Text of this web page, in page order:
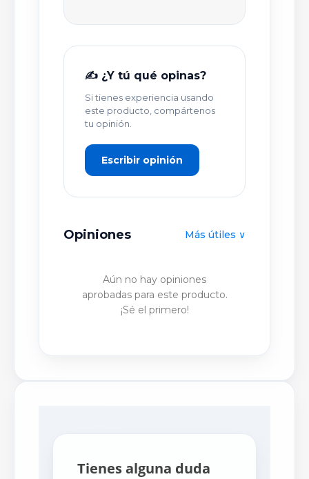
✍️ ¿Y tú qué opinas?
Si tienes experiencia usando
este producto, compártenos
tu opinión.
Escribir opinión
Opiniones Más útiles ∨
Aún no hay opiniones
aprobadas para este producto.
¡Sé el primero!
TU OPINIÓN DETALLADA *
Tienes alguna duda